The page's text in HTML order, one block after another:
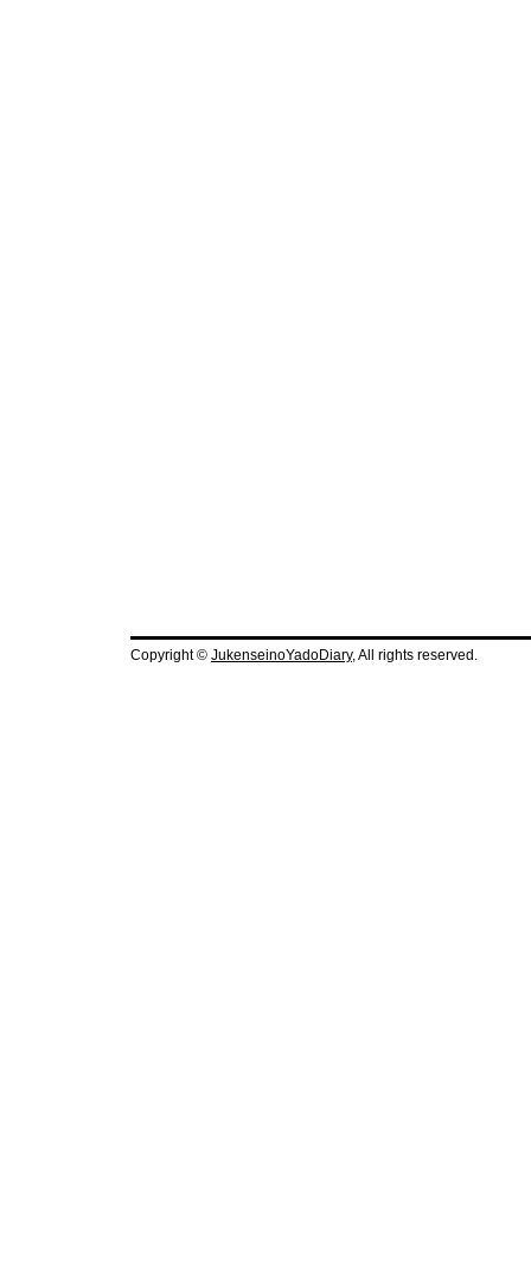
Copyright © JukenseinoYadoDiary, All rights reserved.